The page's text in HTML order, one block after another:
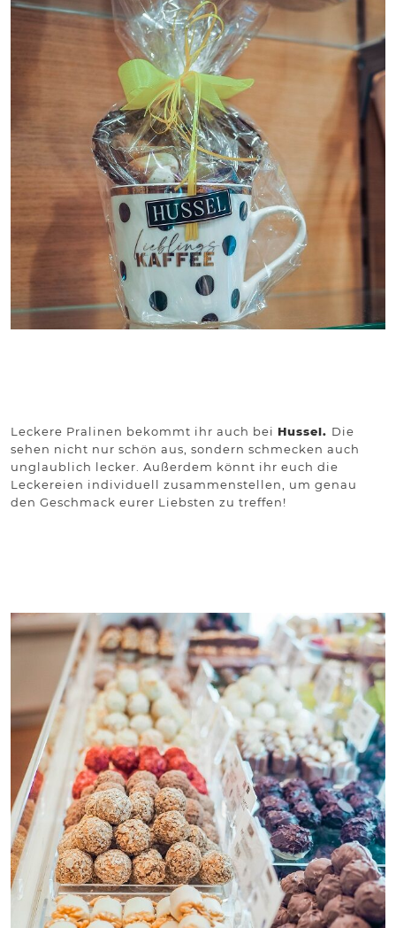
Leckere Pralinen bekommt ihr auch bei Hussel. Die
sehen nicht nur schön aus, sondern schmecken auch
unglaublich lecker. Außerdem könnt ihr euch die
Leckereien individuell zusammenstellen, um genau
den Geschmack eurer Liebsten zu treffen!